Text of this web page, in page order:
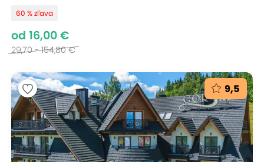
60 % zľava
od 16,00 €
29,70 - 154,80 €
9,5